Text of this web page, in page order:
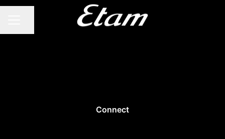
Compartir página
Connect